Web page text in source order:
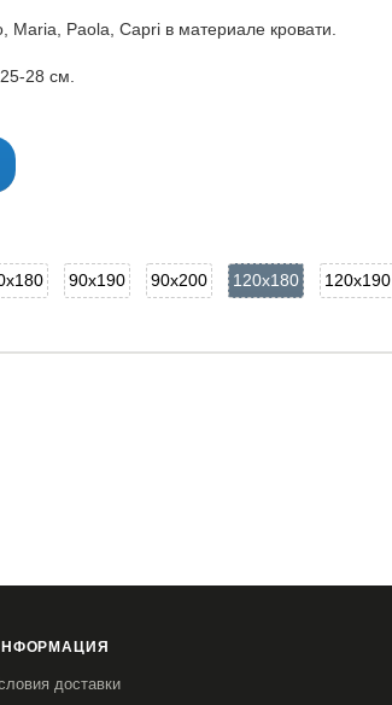
Maria, Paola, Capri в материале кровати.
28 см.
90x190 90x200 120x180 120x190
доставки